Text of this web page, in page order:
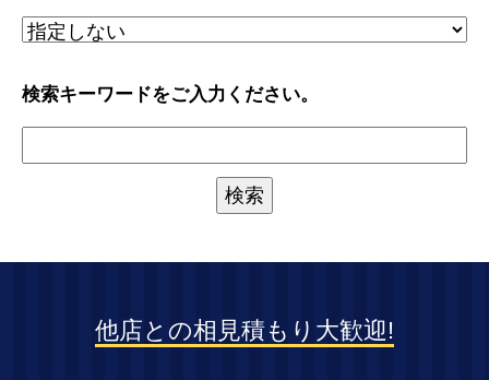
検索キーワードをご入力ください。
他店との相見積もり大歓迎!